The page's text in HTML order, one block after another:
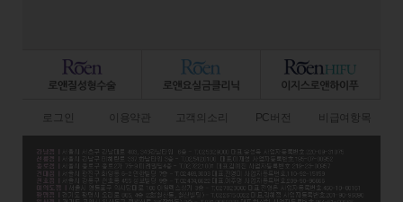
로그인 이용약관 고객의소리 PC버전 비급여항목